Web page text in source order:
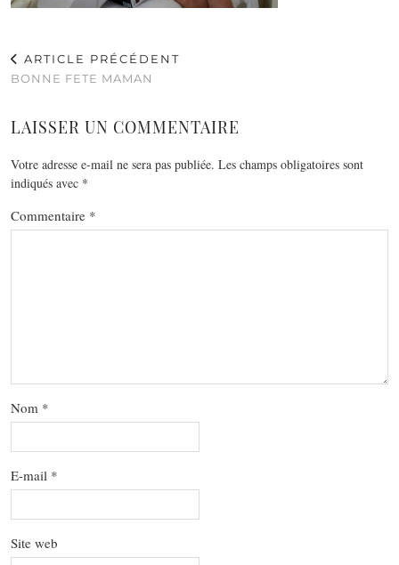
ARTICLE PRÉCÉDENT
BONNE FETE MAMAN
LAISSER UN COMMENTAIRE
Votre adresse e-mail ne sera pas publiée. Les champs obligatoires sont
indiqués avec *
Commentaire *
Nom *
E-mail *
Site web